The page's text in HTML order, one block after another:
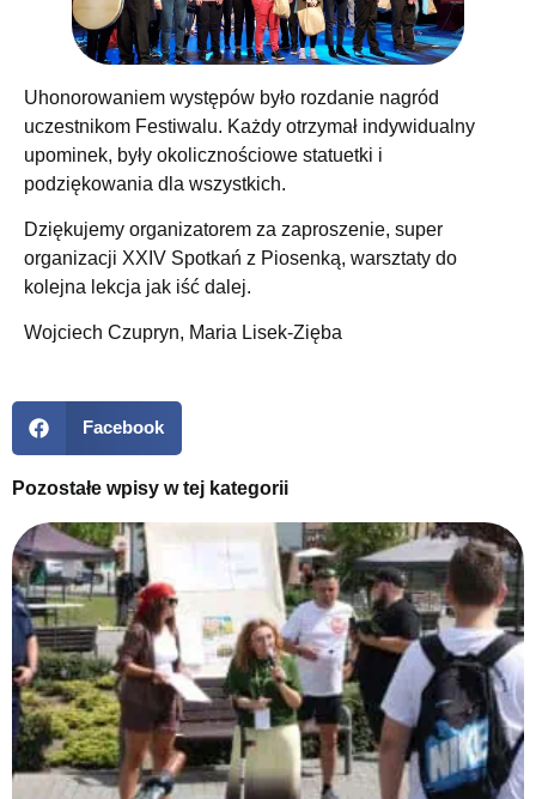
Uhonorowaniem występów było rozdanie nagród
uczestnikom Festiwalu. Każdy otrzymał indywidualny
upominek, były okolicznościowe statuetki i
podziękowania dla wszystkich.
Dziękujemy organizatorem za zaproszenie, super
organizacji XXIV Spotkań z Piosenką, warsztaty do
kolejna lekcja jak iść dalej.
Wojciech Czupryn, Maria Lisek-Zięba
Facebook
Pozostałe wpisy w tej kategorii